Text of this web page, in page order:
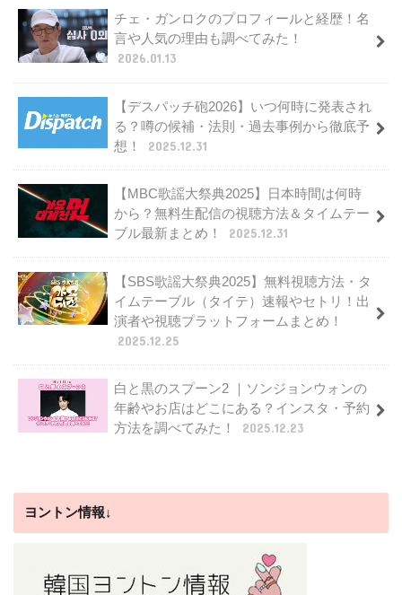
チェ・ガンロクのプロフィールと経歴！名
言や人気の理由も調べてみた！
2026.01.13
【デスパッチ砲2026】いつ何時に発表され
る？噂の候補・法則・過去事例から徹底予
想！
2025.12.31
【MBC歌謡大祭典2025】日本時間は何時
から？無料生配信の視聴方法＆タイムテー
ブル最新まとめ！
2025.12.31
【SBS歌謡大祭典2025】無料視聴方法・タ
イムテーブル（タイテ）速報やセトリ！出
演者や視聴プラットフォームまとめ！
2025.12.25
白と黒のスプーン2 ｜ソンジョンウォンの
年齢やお店はどこにある？インスタ・予約
方法を調べてみた！
2025.12.23
ヨントン情報↓